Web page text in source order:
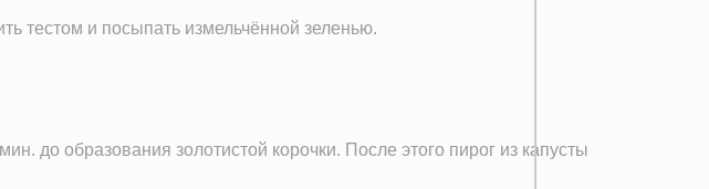
тестом и посыпать измельчённой зеленью.
до образования золотистой корочки. После этого пирог из капусты